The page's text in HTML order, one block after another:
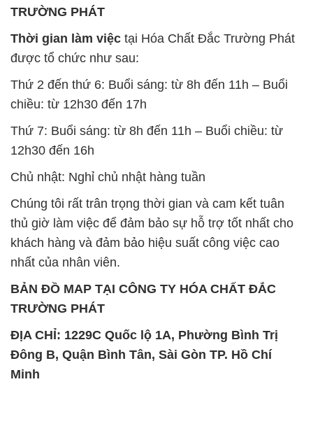
TRƯỜNG PHÁT
Thời gian làm việc tại Hóa Chất Đắc Trường Phát
được tổ chức như sau:
Thứ 2 đến thứ 6: Buổi sáng: từ 8h đến 11h – Buổi
chiều: từ 12h30 đến 17h
Thứ 7: Buổi sáng: từ 8h đến 11h – Buổi chiều: từ
12h30 đến 16h
Chủ nhật: Nghỉ chủ nhật hàng tuần
Chúng tôi rất trân trọng thời gian và cam kết tuân
thủ giờ làm việc để đảm bảo sự hỗ trợ tốt nhất cho
khách hàng và đảm bảo hiệu suất công việc cao
nhất của nhân viên.
BẢN ĐỒ MAP TẠI CÔNG TY HÓA CHẤT ĐẮC
TRƯỜNG PHÁT
ĐỊA CHỈ: 1229C Quốc lộ 1A, Phường Bình Trị
Đông B, Quận Bình Tân, Sài Gòn TP. Hồ Chí
Minh